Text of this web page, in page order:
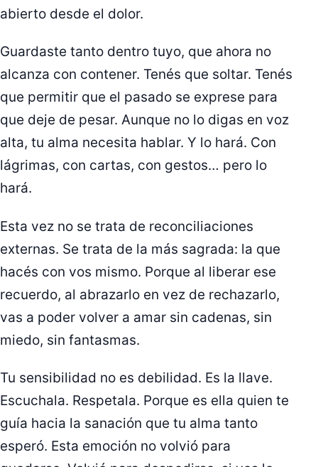
abierto desde el dolor.
Guardaste tanto dentro tuyo, que ahora no
alcanza con contener. Tenés que soltar. Tenés
que permitir que el pasado se exprese para
que deje de pesar. Aunque no lo digas en voz
alta, tu alma necesita hablar. Y lo hará. Con
lágrimas, con cartas, con gestos… pero lo
hará.
Esta vez no se trata de reconciliaciones
externas. Se trata de la más sagrada: la que
hacés con vos mismo. Porque al liberar ese
recuerdo, al abrazarlo en vez de rechazarlo,
vas a poder volver a amar sin cadenas, sin
miedo, sin fantasmas.
Tu sensibilidad no es debilidad. Es la llave.
Escuchala. Respetala. Porque es ella quien te
guía hacia la sanación que tu alma tanto
esperó. Esta emoción no volvió para